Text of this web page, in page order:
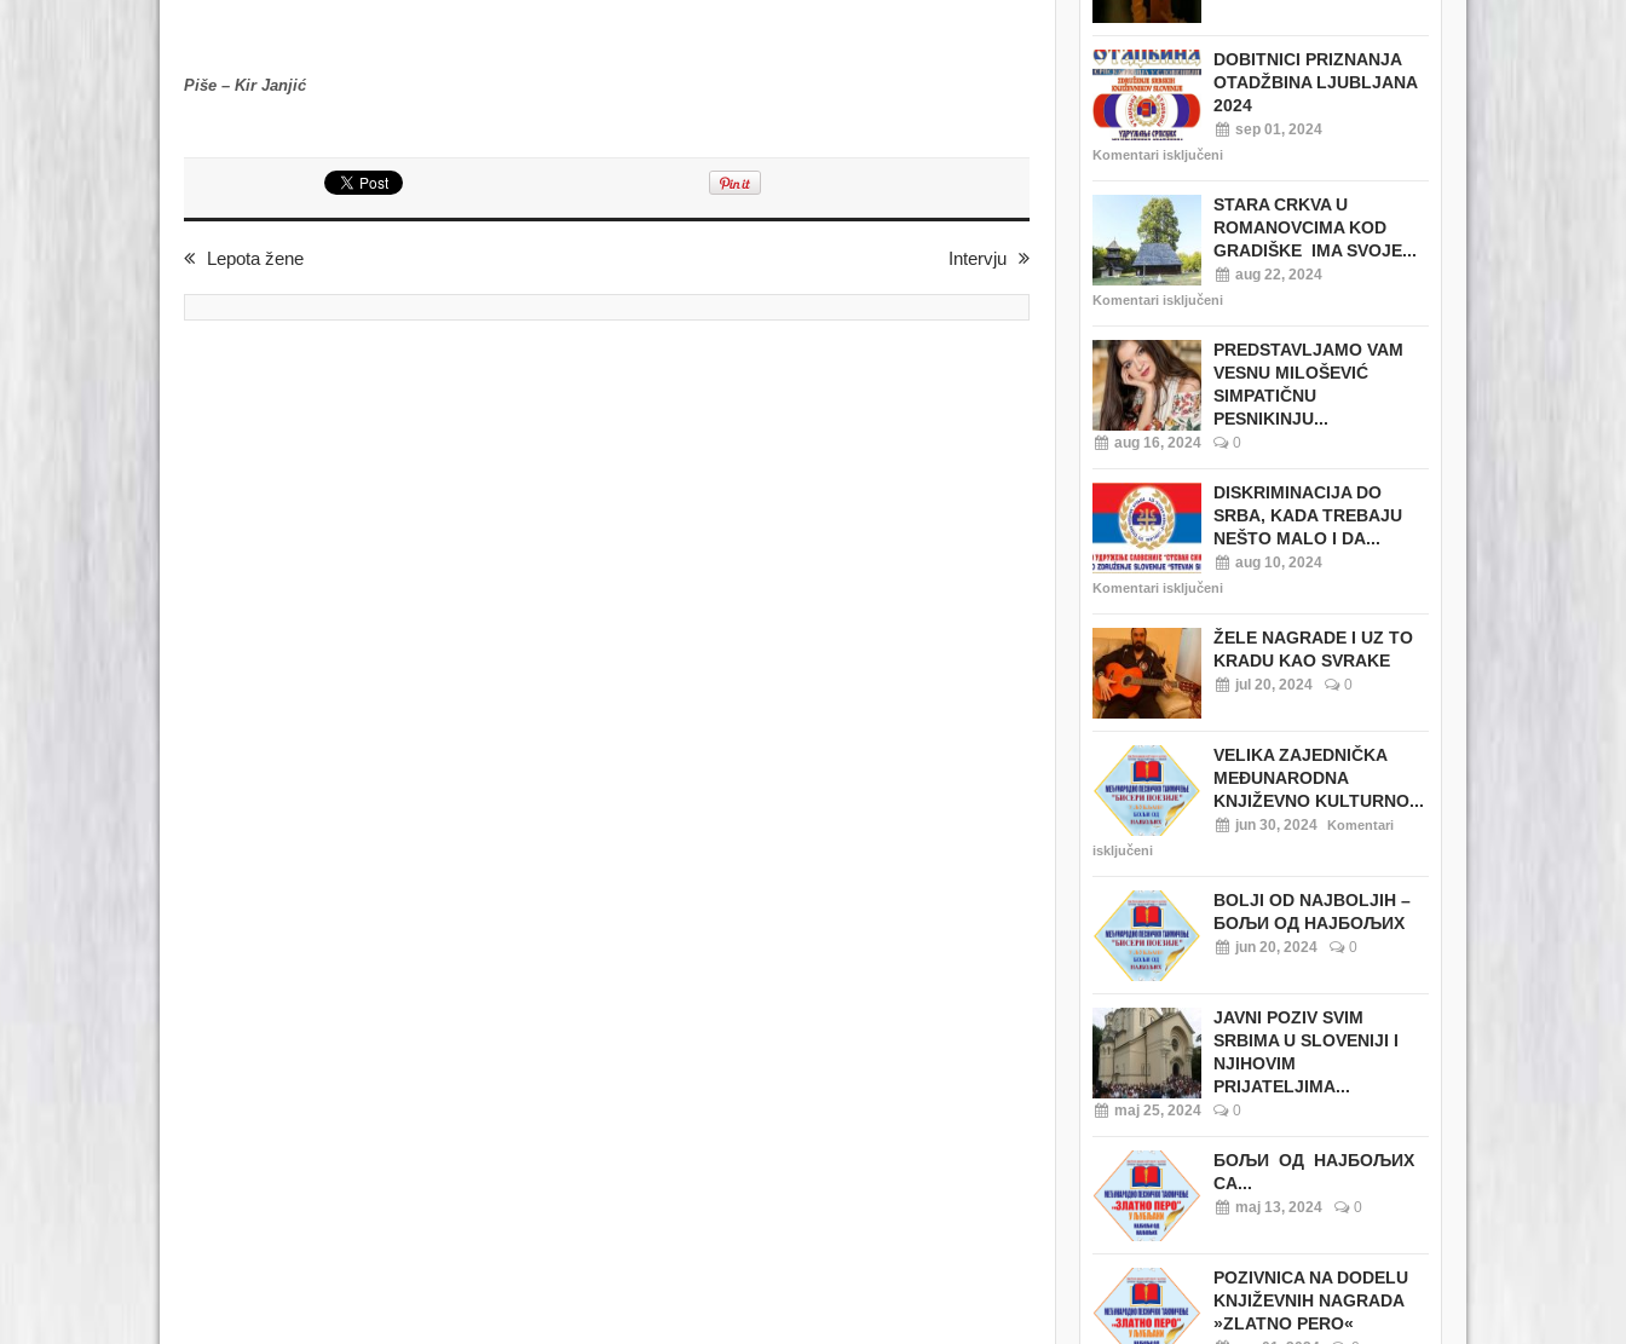
Piše – Kir Janjić
Lepota žene Intervju
DOBITNICI PRIZNANJA
OTADŽBINA LJUBLJANA
2024
sep 01, 2024
Komentari isključeni
STARA CRKVA U
ROMANOVCIMA KOD
GRADIŠKE IMA SVOJE...
aug 22, 2024
Komentari isključeni
PREDSTAVLJAMO VAM
VESNU MILOŠEVIĆ
SIMPATIČNU
PESNIKINJU...
aug 16, 2024 0
DISKRIMINACIJA DO
SRBA, KADA TREBAJU
NEŠTO MALO I DA...
aug 10, 2024
Komentari isključeni
ŽELE NAGRADE I UZ TO
KRADU KAO SVRAKE
jul 20, 2024 0
VELIKA ZAJEDNIČKA
MEĐUNARODNA
KNJIŽEVNO KULTURNO...
jun 30, 2024
Komentari
isključeni
BOLJI OD NAJBOLJIH –
БОЉИ ОД НАЈБОЉИХ
jun 20, 2024 0
JAVNI POZIV SVIM
SRBIMA U SLOVENIJI I
NJIHOVIM
PRIJATELJIMA...
maj 25, 2024 0
БОЉИ ОД НАЈБОЉИХ
СА...
maj 13, 2024 0
POZIVNICA NA DODELU
KNJIŽEVNIH NAGRADA
»ZLATNO PERO«